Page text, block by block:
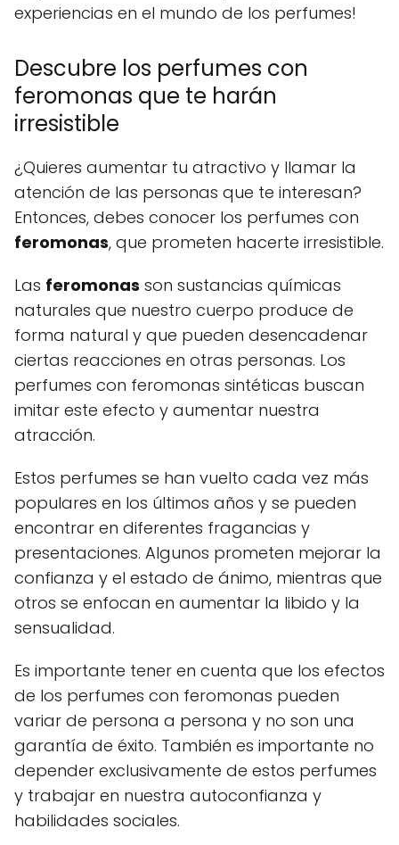
experiencias en el mundo de los perfumes!
Descubre los perfumes con
feromonas que te harán
irresistible
¿Quieres aumentar tu atractivo y llamar la
atención de las personas que te interesan?
Entonces, debes conocer los perfumes con
feromonas, que prometen hacerte irresistible.
Las feromonas son sustancias químicas
naturales que nuestro cuerpo produce de
forma natural y que pueden desencadenar
ciertas reacciones en otras personas. Los
perfumes con feromonas sintéticas buscan
imitar este efecto y aumentar nuestra
atracción.
Estos perfumes se han vuelto cada vez más
populares en los últimos años y se pueden
encontrar en diferentes fragancias y
presentaciones. Algunos prometen mejorar la
confianza y el estado de ánimo, mientras que
otros se enfocan en aumentar la libido y la
sensualidad.
Es importante tener en cuenta que los efectos
de los perfumes con feromonas pueden
variar de persona a persona y no son una
garantía de éxito. También es importante no
depender exclusivamente de estos perfumes
y trabajar en nuestra autoconfianza y
habilidades sociales.